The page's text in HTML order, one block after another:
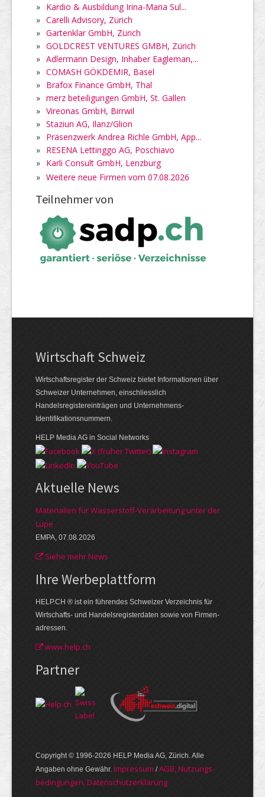
» Kardio & Ausbildung Irina-Maria Sul...
» Carelli Advisory, Zürich
» Gartenklar GmbH, Zürich
» GOLDCREST VENTURES GMBH, Zürich
» Adlermann Design, Inhaber Eagleman,...
» COMASH GÖKDEMIR, Basel
» Brafox Finance GmbH, Thal
» merz beteiligungen GmbH, St. Gallen
» Vireonas GmbH, Birrwil
» Staziun AG, Ilanz/Glion
» Präsenzwerk Andrea Richle GmbH, App...
» RESENA Lettinggo AG, Poschiavo
» Karli Consult GmbH, Lenzburg
» Weitere neue Firmen vom 07.08.2026
Teilnehmer von
Wirtschaft Schweiz
Wirtschaftsregister der Schweiz bietet Informationen über
Schweizer Unternehmen, einschliesslich
Handelsregistereinträgen und Unternehmens-
Identifikationsnummern.
HELP Media AG in Social Networks
Aktuelle News
Materialien für Wasserstoff-Verarbeitung unter der
Lupe
EMPA, 07.08.2026
Siehe mehr News
Ihre Werbe­plattform
HELP.CH ® ist ein führendes Schweizer Verzeichnis für
Wirtschafts- und Handelsregisterdaten sowie von Firmen­
adressen.
www.help.ch
Partner
Copyright © 1996-2026 HELP Media AG, Zürich. Alle
Angaben ohne Gewähr. Im­pres­sum /AGB, Nut­zungs­
bedin­gungen, Daten­schutz­er­klärung